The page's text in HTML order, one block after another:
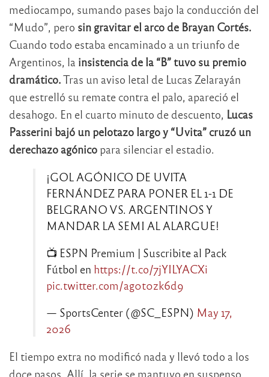
mediocampo, sumando pases bajo la conducción del
“Mudo”, pero sin gravitar el arco de Brayan Cortés.
Cuando todo estaba encaminado a un triunfo de
Argentinos, la insistencia de la “B” tuvo su premio
dramático.Tras un aviso letal de Lucas Zelarayán
que estrelló su remate contra el palo, apareció el
desahogo. En el cuarto minuto de descuento, Lucas
Passerini bajó un pelotazo largo y “Uvita” cruzó un
derechazo agónico para silenciar el estadio.
¡GOL AGÓNICO DE UVITA
FERNÁNDEZ PARA PONER EL 1-1 DE
BELGRANO VS. ARGENTINOS Y
MANDAR LA SEMI AL ALARGUE!
📺 ESPN Premium | Suscribite al Pack
Fútbol en https://t.co/7jYILYACXi
pic.twitter.com/ag0t0zk6d9
— SportsCenter (@SC_ESPN) May 17,
2026
El tiempo extra no modificó nada y llevó todo a los
doce pasos. Allí, la serie se mantuvo en suspenso